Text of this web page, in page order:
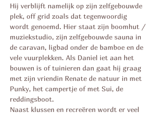
Hij verblijft namelijk op zijn zelfgebouwde
plek, off grid zoals dat tegenwoordig
wordt genoemd. Hier staat zijn boomhut /
muziekstudio, zijn zelfgebouwde sauna in
de caravan, ligbad onder de bamboe en de
vele vuurplekken. Als Daniel iet aan het
bouwen is of tuinieren dan gaat hij graag
met zijn vriendin Renate de natuur in met
Punky, het campertje of met Sui, de
reddingsboot.
Naast klussen en recreëren wordt er veel